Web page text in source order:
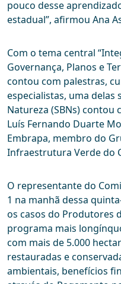
pouco desse
estadual”, afirmou Ana
Com o tema central
Governança, Planos e
contou com palestras,
especialistas, uma delas
Natureza (SBNs)
Luís Fernando Duarte
Embrapa, membro do
Infraestrutura Verde do
O representante do
1 na manhã dessa
os casos do Produtores
programa mais
com mais de 5.000
restauradas e
ambientais, benefícios